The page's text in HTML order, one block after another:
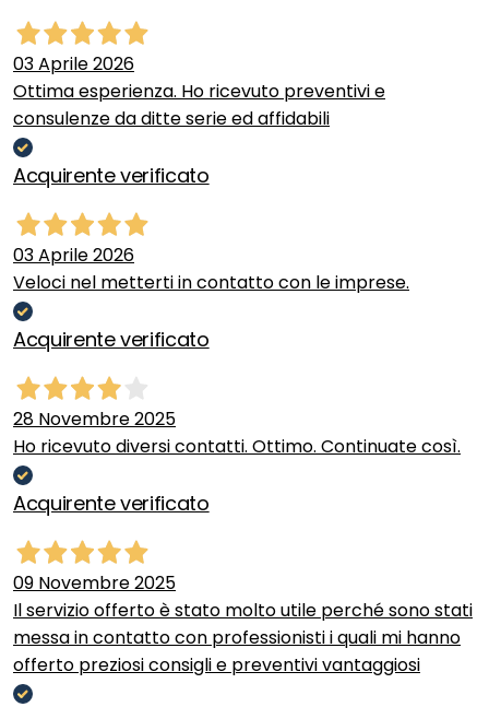
03 Aprile 2026
Ottima esperienza. Ho ricevuto preventivi e
consulenze da ditte serie ed affidabili
Acquirente verificato
03 Aprile 2026
Veloci nel metterti in contatto con le imprese.
Acquirente verificato
28 Novembre 2025
Ho ricevuto diversi contatti. Ottimo. Continuate così.
Acquirente verificato
09 Novembre 2025
Il servizio offerto è stato molto utile perché sono stati
messa in contatto con professionisti i quali mi hanno
offerto preziosi consigli e preventivi vantaggiosi